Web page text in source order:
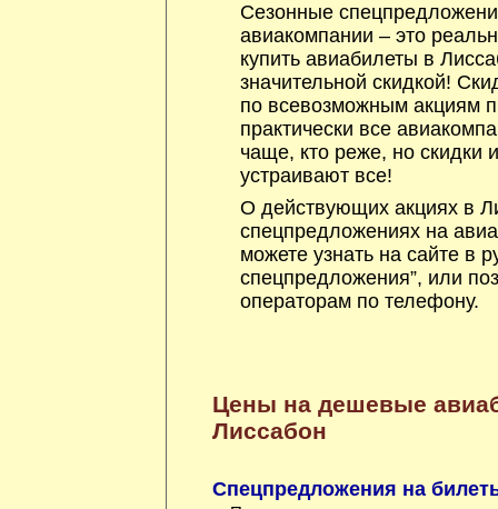
Сезонные
авиакомпании – это
купить авиабилеты в
значительной скидкой!
по всевозможным акциям
практически все
чаще, кто реже, но скидки
устраивают все!
О действующих акциях в
спецпредложениях на
можете узнать на сайте в
спецпредложения”, или
операторам по телефону.
Цены на дешевые
Лиссабон
Спецпредложения на